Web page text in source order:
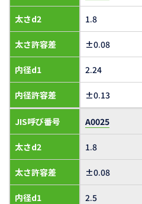
太さd2
太さ許容差
内径d1
内径許容差
1.8
±0.08
2.24
±0.13
JIS呼び番号
太さd2
太さ許容差
内径d1
A0025
1.8
±0.08
2.5